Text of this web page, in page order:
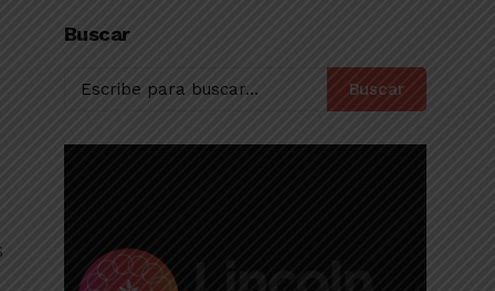
Buscar
Buscar